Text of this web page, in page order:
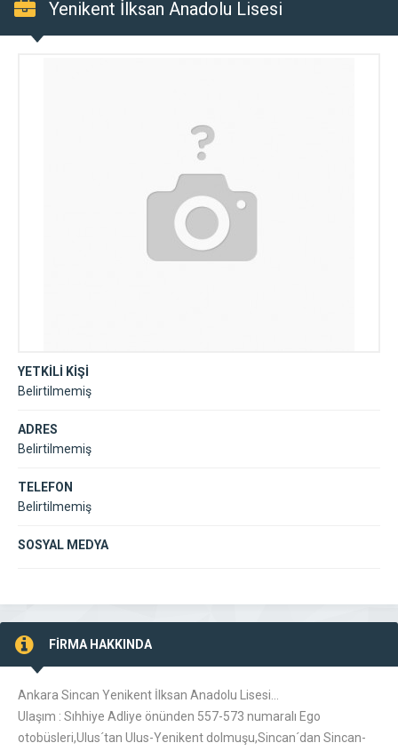
Yenikent İlksan Anadolu Lisesi
YETKİLİ KİŞİ
Belirtilmemiş
ADRES
Belirtilmemiş
TELEFON
Belirtilmemiş
SOSYAL MEDYA
FİRMA HAKKINDA
Ankara Sincan Yenikent İlksan Anadolu Lisesi…
Ulaşım : Sıhhiye Adliye önünden 557-573 numaralı Ego
otobüsleri,Ulus´tan Ulus-Yenikent dolmuşu,Sincan´dan Sincan-